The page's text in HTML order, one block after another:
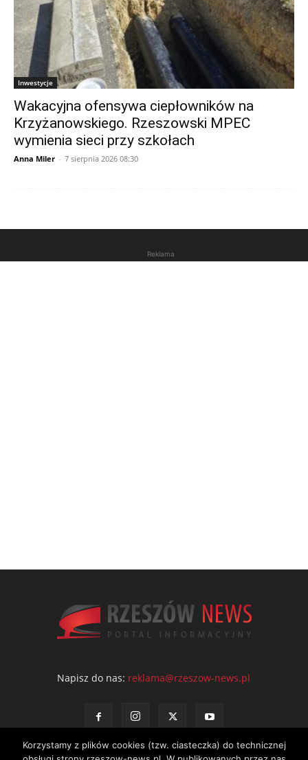
Inwestycje
Wakacyjna ofensywa ciepłowników na
Krzyżanowskiego. Rzeszowski MPEC
wymienia sieci przy szkołach
Anna Miler - 7 sierpnia 2026 08:30
Reklama
Napisz do nas: reklama@rzeszow-news.pl
Korzystamy z plików cookies (tzw. ciasteczka) do technicznej